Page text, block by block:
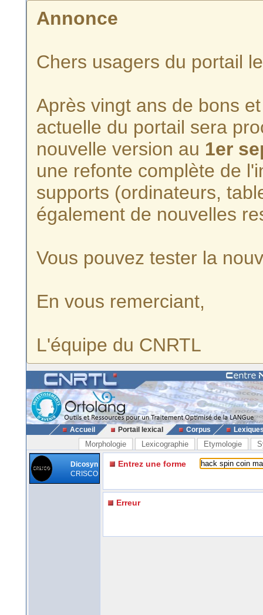
Annonce
Chers usagers du portail
Après vingt ans de bons
actuelle du portail sera
nouvelle version au 1er
une refonte complète de
supports (ordinateurs,
également de nouvelles
Vous pouvez tester la
En vous remerciant,
L'équipe du CNRTL
Accueil Portail lexical Corpus
Morphologie Lexicographie Etymologie
Dicosyn
CRISCO
Entrez une forme
Erreur